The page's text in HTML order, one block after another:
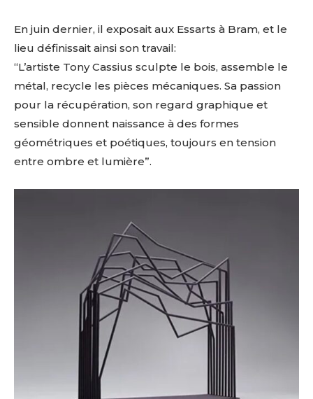
En juin dernier, il exposait aux Essarts à Bram, et le
lieu définissait ainsi son travail:
“L’artiste Tony Cassius sculpte le bois, assemble le
métal, recycle les pièces mécaniques. Sa passion
pour la récupération, son regard graphique et
sensible donnent naissance à des formes
géométriques et poétiques, toujours en tension
entre ombre et lumière”.